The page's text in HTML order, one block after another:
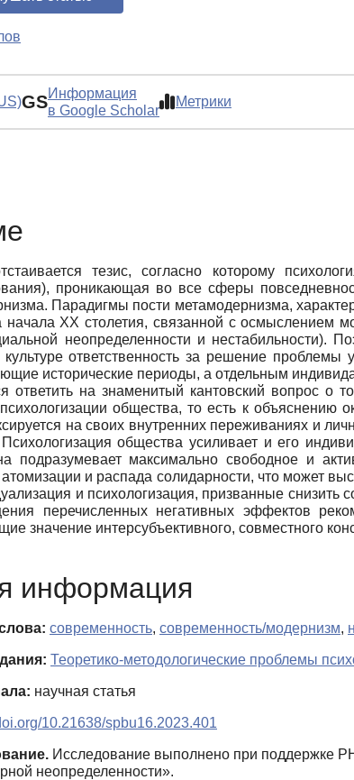
GSИнформация
в Google Scholar
Метрики
тезис, согласно которому
проникающая во все сферы
Парадигмы пости метамодернизма,
ХХ столетия, связанной с осмыслением
неопределенности и нестабильности).
ответственность за решение проблемы
исторические периоды, а отдельным
ответить на знаменитый кантовский вопрос о
общества, то есть к
на своих внутренних переживаниях и
общества усиливает и его
подразумевает максимально свободное и
и распада солидарности, что может
и психологизация, призванные
перечисленных негативных эффектов
значение интерсубъективного, совместного
информация
современность, современность/модернизм,
Теоретико-методологические проблемы
научная статья
10.21638/spbu16.2023.401
Исследование выполнено при поддержке
неопределенности».